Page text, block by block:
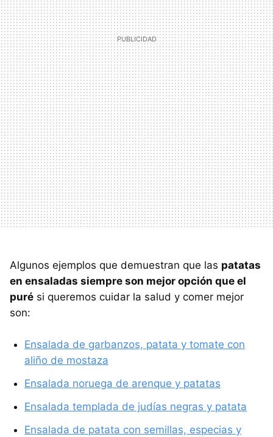
Algunos ejemplos que demuestran que las patatas
en ensaladas siempre son mejor opción que el
puré si queremos cuidar la salud y comer mejor
son:
Ensalada de garbanzos, patata y tomate con
aliño de mostaza
Ensalada noruega de arenque y patatas
Ensalada templada de judías negras y patata
Ensalada de patata con semillas, especias y